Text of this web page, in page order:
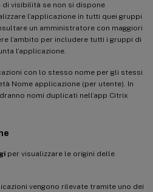
visibilità se non si dispone
l’applicazione in tutti quei gruppi
un amministratore con maggiori
l’ambito per includere tutti i gruppi di
l’applicazione.
con lo stesso nome per gli stessi
Nome applicazione (per utente). In
nomi duplicati nell’app Citrix
per visualizzare le origini delle
vengono rilevate tramite uno dei